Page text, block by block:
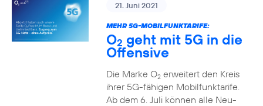
21. Juni 2021
MEHR 5G-MOBILFUNKTARIFE:
O2 geht mit 5G in die
Offensive
Die Marke O2erweitert den Kreis
ihrer 5G-fähigen Mobilfunktarife.
Ab dem 6. Juli können alle Neu-